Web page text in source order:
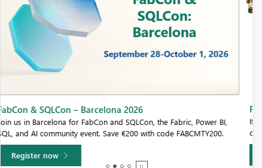
Fabric Community Sticker Challenge - Barcelona 2026
If you love stickers, then you will definitely want to check out our
community sticker challenge, Barcelona edition!
Learn more